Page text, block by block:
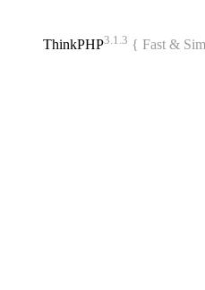
ThinkPHP3.1.3 { Fast &